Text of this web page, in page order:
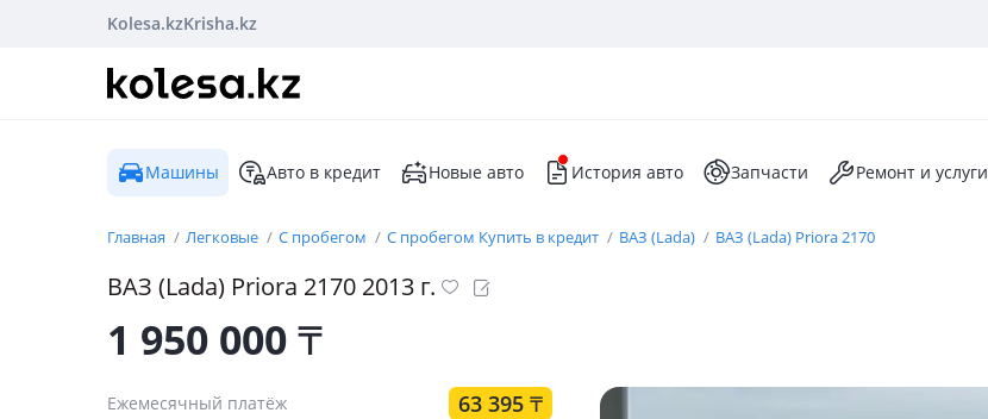
Kolesa.kzKrisha.kz
Машины Авто в кредит Новые авто История авто Запчасти Ремонт и услуги
Главная Легковые С пробегом С пробегом Купить в кредит ВАЗ (Lada) ВАЗ (Lada) Priora 2170
ВАЗ (Lada) Priora 2170 2013 г.
1 950 000₸
Ежемесячный платёж 63 395 ₸